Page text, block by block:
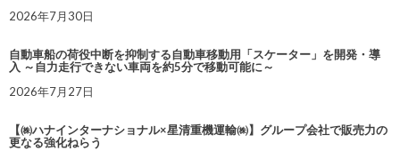
2026年7月30日
自動車船の荷役中断を抑制する自動車移動用「スケーター」を開発・導
入 ～自力走行できない車両を約5分で移動可能に～
2026年7月27日
【㈱ハナインターナショナル×星清重機運輸㈱】グループ会社で販売力の
更なる強化ねらう